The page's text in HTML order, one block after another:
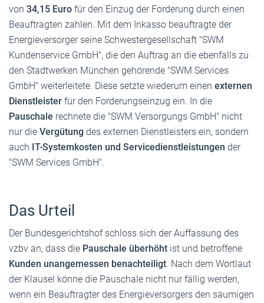
von 34,15 Euro für den Einzug der Forderung durch einen
Beauftragten zahlen. Mit dem Inkasso beauftragte der
Energieversorger seine Schwestergesellschaft "SWM
Kundenservice GmbH", die den Auftrag an die ebenfalls zu
den Stadtwerken München gehörende "SWM Services
GmbH" weiterleitete. Diese setzte wiederum einen externen
Dienstleister für den Forderungseinzug ein. In die
Pauschale rechnete die "SWM Versorgungs GmbH" nicht
nur die Vergütung des externen Dienstleisters ein, sondern
auch IT-Systemkosten und Servicedienstleistungen der
"SWM Services GmbH".
Das Urteil
Der Bundesgerichtshof schloss sich der Auffassung des
vzbv an, dass die Pauschale überhöht ist und betroffene
Kunden unangemessen benachteiligt. Nach dem Wortlaut
der Klausel könne die Pauschale nicht nur fällig werden,
wenn ein Beauftragter des Energieversorgers den säumigen